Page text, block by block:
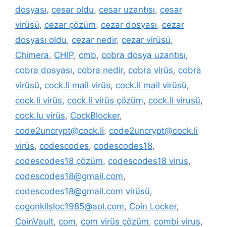
dosyası, cesar oldu, cesar uzantısı, cesar
virüsü, cezar çözüm, cezar dosyası, cezar
dosyası oldu, cezar nedir, cezar virüsü,
Chimera, CHIP, cmb, cobra dosya uzantısı,
cobra dosyası, cobra nedir, cobra virüs, cobra
virüsü, cock.li mail virüs, cock.li mail virüsü,
cock.li virüs, cock.li virüs çözüm, cock.li virusü,
cock.lu virüs, CockBlocker,
code2uncrypt@cock.li, code2uncrypt@cock.li
virüs, codescodes, codescodes18,
codescodes18 çözüm, codescodes18 virus,
codescodes18@gmail.com,
codescodes18@gmail.com virüsü,
cogonkilsloc1985@aol.com, Coin Locker,
CoinVault, com, com virüs çözüm, combi virus,